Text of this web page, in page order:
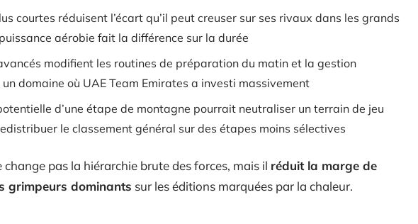
courtes réduisent l’écart qu’il peut creuser sur ses rivaux dans les grands
aérobie fait la différence sur la durée
modifient les routines de préparation du matin et la gestion
domaine où UAE Team Emirates a investi massivement
d’une étape de montagne pourrait neutraliser un terrain de jeu
le classement général sur des étapes moins sélectives
change pas la hiérarchie brute des forces, mais il réduit la marge de
grimpeurs dominants sur les éditions marquées par la chaleur.